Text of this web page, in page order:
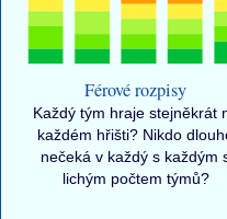
Férové rozpisy
Každý tým hraje stejněkrát
každém hřišti? Nikdo
nečeká v každý s každým
lichým počtem týmů?